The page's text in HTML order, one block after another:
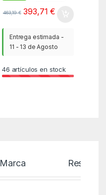
463,19€ 393,71€
Entrega estimada -
11 - 13 de Agosto
46 artículos en stock
Marca Reseñas